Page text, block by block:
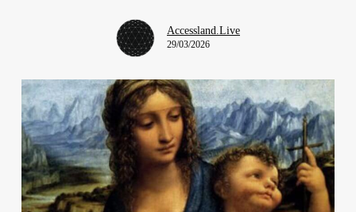
Accessland.Live
29/03/2026